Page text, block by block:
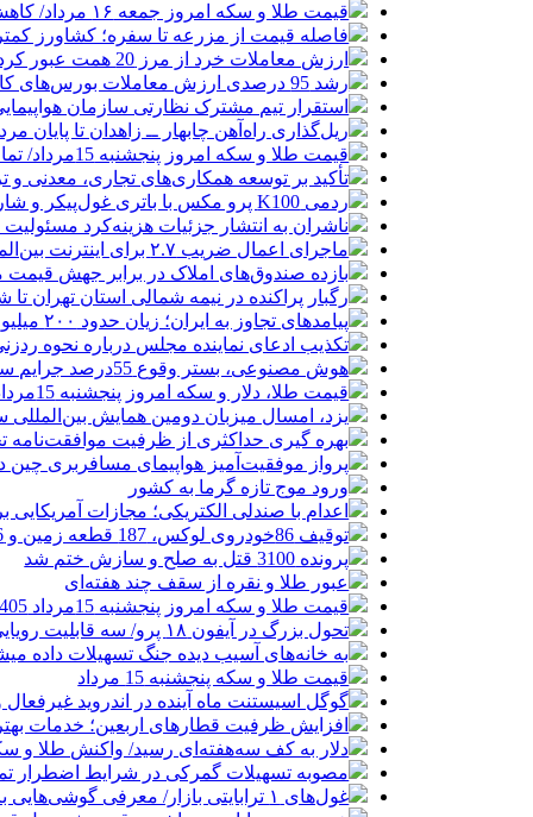
قیمت طلا و سکه امروز جمعه ۱۶ مرداد/ کاهش قیمت ها+ جدول و جزییات
فاصله قیمت از مزرعه تا سفره؛ کشاورز
ارزش معاملات خرد از مرز 20 همت عبور کرد
رشد 95 درصدی ارزش معاملات بورس‌های کالایی
استقرار تیم مشترک نظارتی سازمان
ریل‌گذاری راه‌آهن چابهار ــ زاهدان تا پایان
قیمت طلا و سکه امروز پنجشنبه 15مرداد/ تمام قیمت ها بر مدار افزایش + جدول
تأکید بر توسعه همکاری‌های تجاری، معدنی و
ردمی K100 پرو مکس با باتری غول‌پیکر و شارژ بی‌سیم روانه بازار می‌شود
ناشران به انتشار جزئیات هزینه‌کرد
ماجرای اعمال ضریب ۲.۷ برای اینترنت بین‌الملل چیست؟
بازده صندوق‌های املاک در برابر جهش
رگبار پراکنده در نیمه شمالی استان تهران تا
پیامدهای تجاوز به ایران؛ زیان حدود ۲۰۰ میلیون یورویی شرکت هواپیمایی مجارستان
تکذیب ادعای نماینده مجلس درباره نحوه
هوش مصنوعی، بستر وقوع 55درصد جرایم سایبری آفریقاست
قیمت طلا، دلار و سکه امروز پنجشنبه 15مرداد/ افزایش قیمت ها + جدول
یزد، امسال میزبان دومین همایش بین‌المللی
بهره گیری حداکثری از ظرفیت موافقت‌نامه
پرواز موفقیت‌آمیز هواپیمای مسافربری چین
ورود موج تازه گرما به کشور
اعدام با صندلی الکتریکی؛ مجازات
توقیف 86خودروی لوکس، 187 قطعه زمین و 86 آپارتمان تراستی‌ها
پرونده 3100 قتل به صلح و سازش ختم شد
عبور طلا و نقره از سقف چند هفته‌ای
قیمت طلا و سکه امروز پنجشنبه 15مرداد 1405/ افزایش همه قیمت ها + جدول
تحول بزرگ در آیفون ۱۸ پرو/ سه قابلیت رویایی که بالاخره به حقیقت می‌پیوندند
به خانه‌های آسیب دیده جنگ تسهیلات داده
قیمت طلا و سکه پنجشنبه 15 مرداد
گوگل اسیستنت ماه آینده در اندروید
افزایش ظرفیت قطارهای اربعین؛ خدمات
دلار به کف سه‌هفته‌ای رسید/ واکنش طلا و
مصوبه تسهیلات گمرکی در شرایط اضطرار
غول‌های ۱ ترابایتی بازار/ معرفی گوشی‌هایی با بالاترین ظرفیت حافظه داخلی در سال ۲۰۲۶